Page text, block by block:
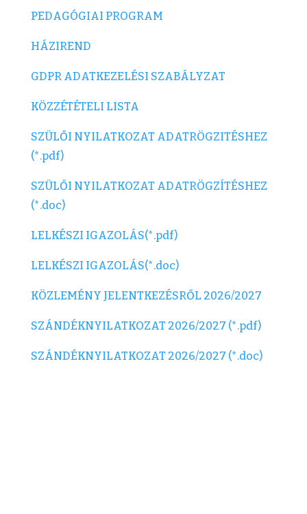
PEDAGÓGIAI PROGRAM
HÁZIREND
GDPR ADATKEZELÉSI SZABÁLYZAT
KÖZZÉTÉTELI LISTA
SZÜLŐI NYILATKOZAT ADATRÖGZITÉSHEZ
(*.pdf)
SZÜLŐI NYILATKOZAT ADATRÖGZÍTÉSHEZ
(*.doc)
LELKÉSZI IGAZOLÁS(*.pdf)
LELKÉSZI IGAZOLÁS(*.doc)
KÖZLEMÉNY JELENTKEZÉSRŐL 2026/2027
SZÁNDÉKNYILATKOZAT 2026/2027 (*.pdf)
SZÁNDÉKNYILATKOZAT 2026/2027 (*.doc)